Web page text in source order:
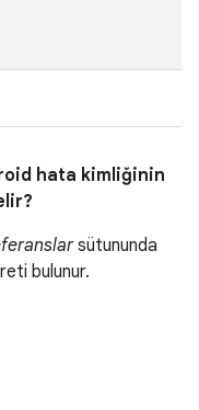
hata kimliğinin
sütununda
bulunur.